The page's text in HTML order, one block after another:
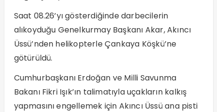
Saat 08.26’yı gösterdiğinde darbecilerin
alıkoyduğu Genelkurmay Başkanı Akar, Akıncı
Üssü’nden helikopterle Çankaya Köşkü’ne
götürüldü.
Cumhurbaşkanı Erdoğan ve Milli Savunma
Bakanı Fikri Işık’ın talimatıyla uçakların kalkış
yapmasını engellemek için Akıncı Üssü ana pisti